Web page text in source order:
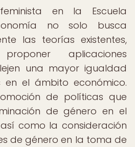
en la Escuela
no solo busca
las teorías existentes,
aplicaciones
una mayor igualdad
el ámbito económico.
de políticas que
de género en el
como la consideración
de género en la toma de